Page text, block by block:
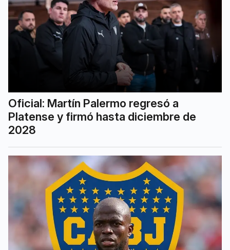
Oficial: Martín Palermo regresó a
Platense y firmó hasta diciembre de
2028